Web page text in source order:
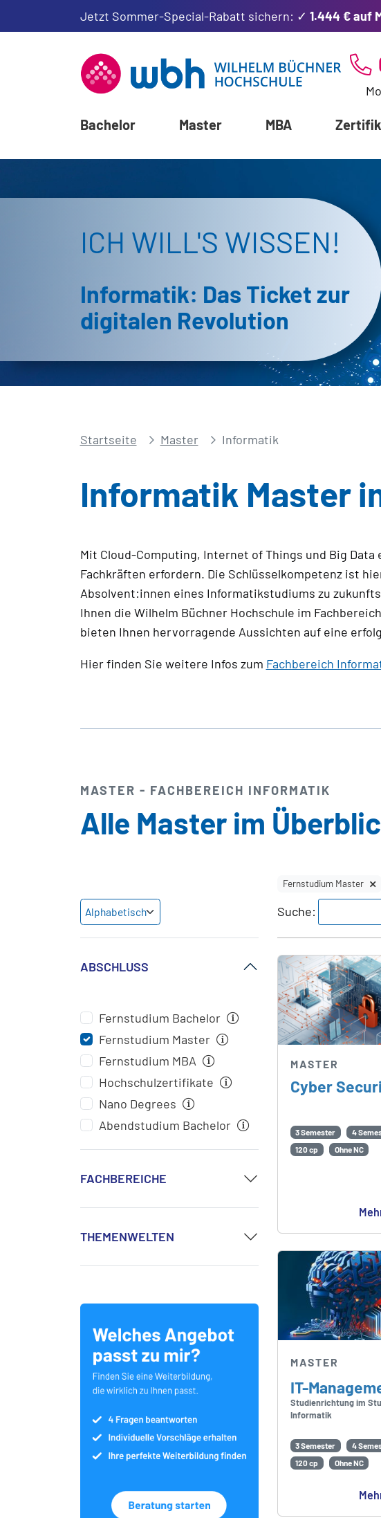
Jetzt Sommer-Special-Rabatt sichern: ✓ 1.444 € auf
Bachelor Master MBA
ICH WILL'S WISSEN!
Informatik: Das Ticket zur
digitalen Revolution
Startseite Master Informatik
Informatik Master
Mit Cloud-Computing, Internet of Things und Big
Fachkräften erfordern. Die Schlüsselkompetenz ist
Absolvent:innen eines Informatikstudiums zu
Ihnen die Wilhelm Büchner Hochschule im
bieten Ihnen hervorragende Aussichten auf eine
Hier finden Sie weitere Infos zum Fachbereich
MASTER - FACHBEREICH INFORMATIK
Alle Master im
Fernstudium Master
ABSCHLUSS
Fernstudium Bachelor
Fernstudium Master
Fernstudium MBA
Hochschulzertifikate
Nano Degrees
Abendstudium Bachelor
FACHBEREICHE
THEMENWELTEN
Suche:
Cyber
MASTER
3 Semester 4
120 cp
Ohne NC
IT-
Studienrichtung im
Informatik
MASTER
3 Semester 4
120 cp
Ohne NC